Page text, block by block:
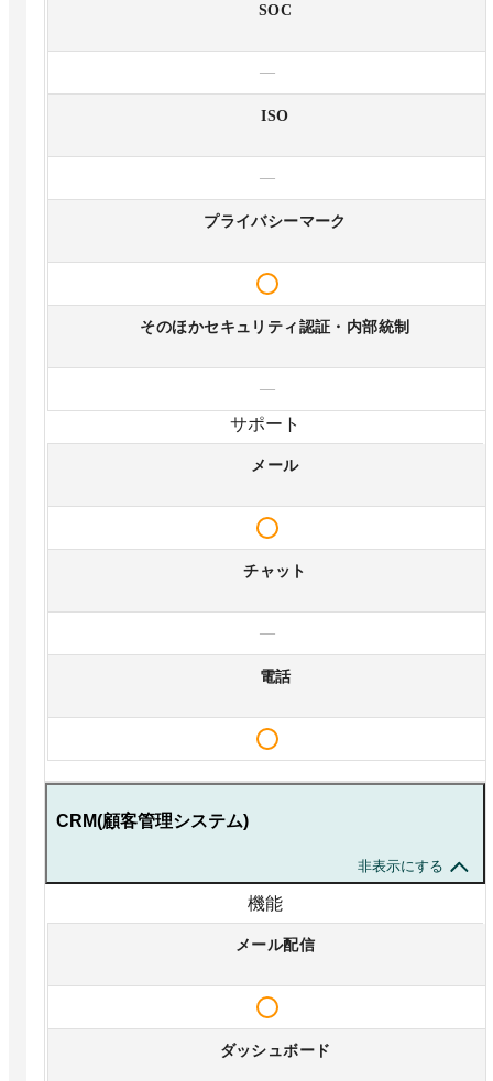
SOC
—
ISO
—
プライバシーマーク
そのほかセキュリティ認証・内部統制
—
サポート
メール
チャット
—
電話
CRM(顧客管理システム)
非表示にする
機能
メール配信
ダッシュボード